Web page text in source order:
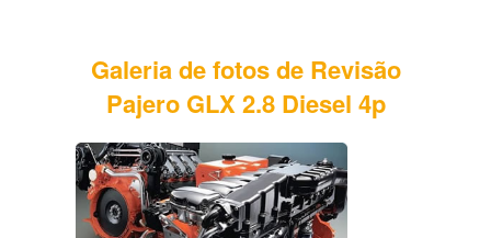
Galeria de fotos de Revisão
Pajero GLX 2.8 Diesel 4p